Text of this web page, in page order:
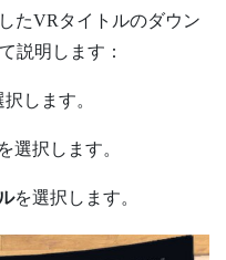
たVRタイトルのダウン
説明します：
します。
を選択します。
を選択します。